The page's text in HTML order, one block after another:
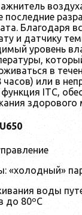
последние
Благодаря
и датчику
уровень
в
или в
ITC,
здорового
«холодный»
воды
до 80ºС